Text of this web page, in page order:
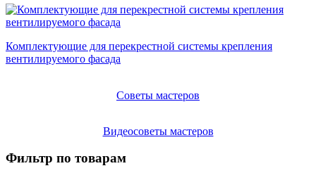
Комплектующие для перекрестной системы крепления
вентилируемого фасада
Советы мастеров
Видеосоветы мастеров
Фильтр по товарам